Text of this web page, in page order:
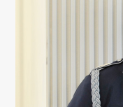
ALSOKで築くキャリ
採用担当者メッセー